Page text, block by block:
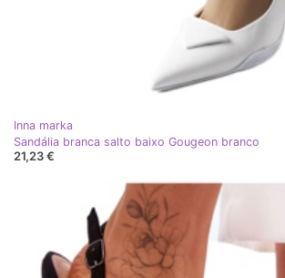
Inna marka
Sandália branca salto baixo Gougeon branco
21,23 €